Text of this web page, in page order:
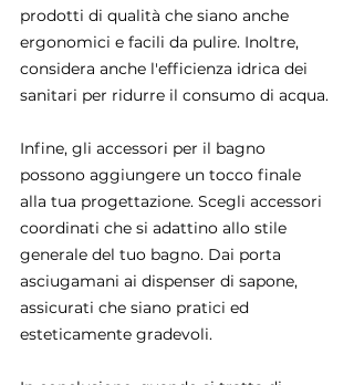
prodotti di qualità che siano anche
ergonomici e facili da pulire. Inoltre,
considera anche l'efficienza idrica dei
sanitari per ridurre il consumo di acqua.
Infine, gli accessori per il bagno
possono aggiungere un tocco finale
alla tua progettazione. Scegli accessori
coordinati che si adattino allo stile
generale del tuo bagno. Dai porta
asciugamani ai dispenser di sapone,
assicurati che siano pratici ed
esteticamente gradevoli.